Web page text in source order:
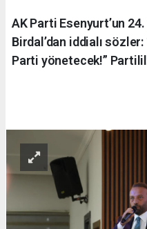
AK Parti Esenyurt’un
Birdal’dan iddialı
Parti yönetecek!”